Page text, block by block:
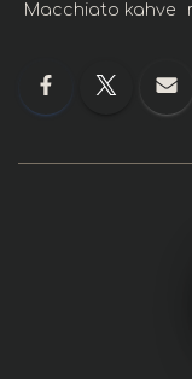
Macchiato kahve